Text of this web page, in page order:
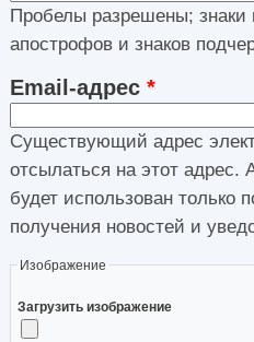
Пробелы разрешены; знаки
апострофов и знаков
Email-адрес *
Существующий адрес
отсылаться на этот адрес.
будет использован
получения новостей и
Изображение
Загрузить изображение